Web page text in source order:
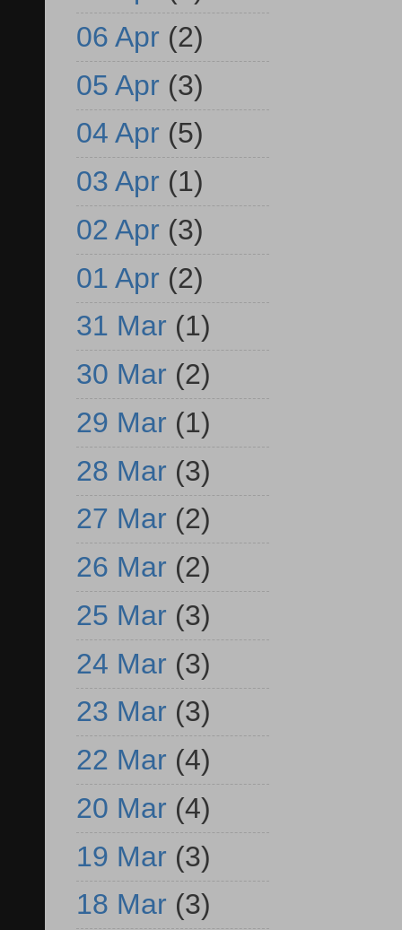
06 Apr (2)
05 Apr (3)
04 Apr (5)
03 Apr (1)
02 Apr (3)
01 Apr (2)
31 Mar (1)
30 Mar (2)
29 Mar (1)
28 Mar (3)
27 Mar (2)
26 Mar (2)
25 Mar (3)
24 Mar (3)
23 Mar (3)
22 Mar (4)
20 Mar (4)
19 Mar (3)
18 Mar (3)